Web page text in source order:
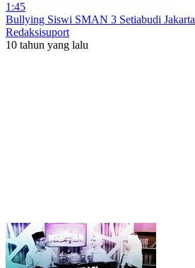
1:45
Bullying Siswi SMAN 3 Setiabudi Jakarta
Redaksisuport
10 tahun yang lalu